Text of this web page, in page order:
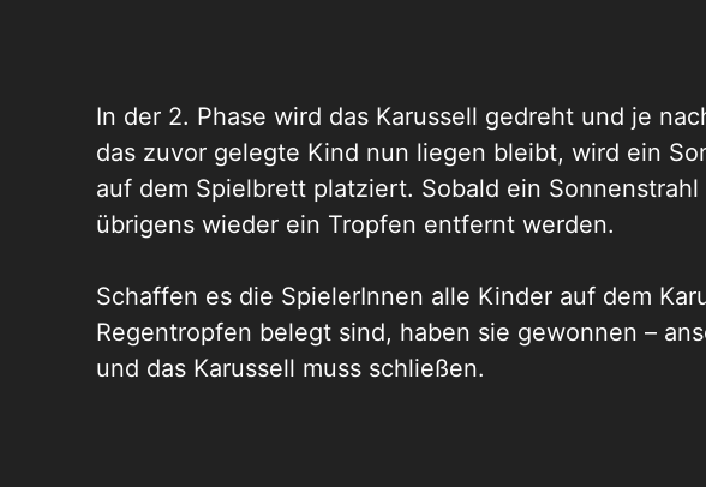
In der 2. Phase wird das Karussell gedreht und je
das zuvor gelegte Kind nun liegen bleibt, wird ein
auf dem Spielbrett platziert. Sobald ein
übrigens wieder ein Tropfen entfernt werden.
Schaffen es die SpielerInnen alle Kinder auf dem
Regentropfen belegt sind, haben sie gewonnen –
und das Karussell muss schließen.